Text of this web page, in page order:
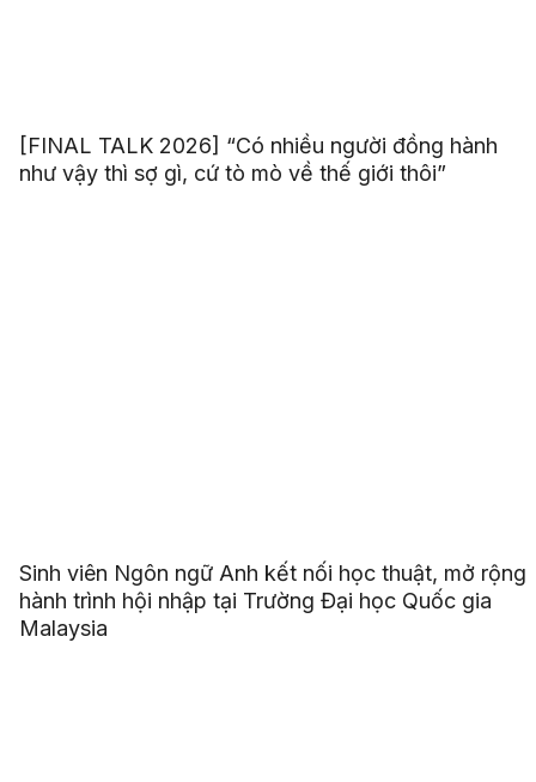
[FINAL TALK 2026] “Có nhiều người đồng hành
như vậy thì sợ gì, cứ tò mò về thế giới thôi”
Sinh viên Ngôn ngữ Anh kết nối học thuật, mở rộng
hành trình hội nhập tại Trường Đại học Quốc gia
Malaysia